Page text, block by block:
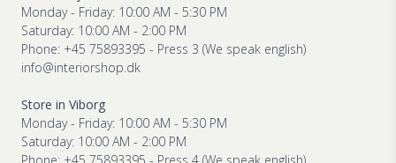
Monday - Friday: 10:00 AM - 5:30 PM
Saturday: 10:00 AM - 2:00 PM
Phone: +45 75893395 - Press 3 (We speak english)
info@interiorshop.dk
Store in Viborg
Monday - Friday: 10:00 AM - 5:30 PM
Saturday: 10:00 AM - 2:00 PM